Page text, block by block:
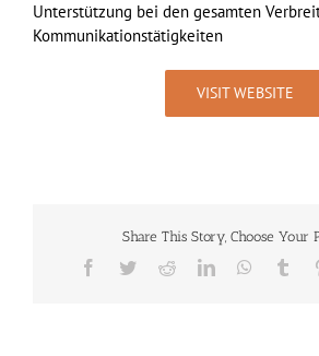
Unterstützung bei den gesamten
Kommunikationstätigkeiten
VISIT WEBSITE
Share This Story, Choose Your
Facebook
TwitterRedditLinkedIn